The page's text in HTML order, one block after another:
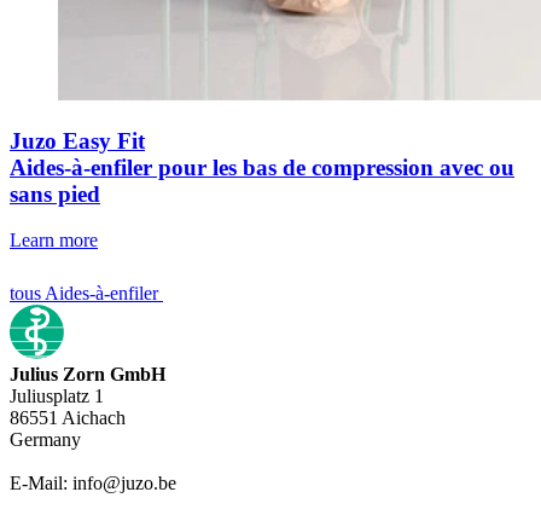
Juzo Easy Fit
Aides-à-enfiler pour les bas de compression avec ou
sans pied
Learn more
tous Aides-à-enfiler
Julius Zorn GmbH
Juliusplatz 1
86551 Aichach
Germany
E-Mail: info@juzo.be